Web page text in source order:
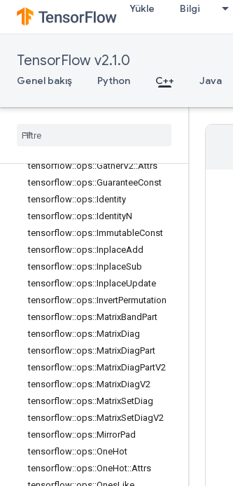
Yükle Bilgi
TensorFlow v2.1.0
Genel bakış Python C++ Java
tensorflow::ops::FakeQuantWithMin
MaxVarsPerChannelGradient
tensorflow::ops::FakeQuantWithMin
tensorflow::ops::Fill
tensorflow::ops::Fingerprint
tensorflow
tensorflow::ops::GatherV2::Attrs
tensorflow::ops::GuaranteeConst
tensorflow::ops::Identity
tensorflow::ops::IdentityN
tensorflow::ops::ImmutableConst
tensorflow::ops::InplaceAdd
tensorflow::ops::InplaceSub
tensorflow::ops::InplaceUpdate
tensorflow::ops::InvertPermutation
tensorflow::ops::MatrixBandPart
tensorflow::ops::MatrixDiag
tensorflow::ops::MatrixDiagPart
tensorflow::ops::MatrixDiagPartV2
tensorflow::ops::MatrixDiagV2
tensorflow::ops::MatrixSetDiag
tensorflow::ops::MatrixSetDiagV2
tensorflow::ops::MirrorPad
tensorflow::ops::OneHot
tensorflow::ops::OneHot::Attrs